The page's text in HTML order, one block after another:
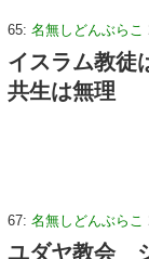
65: 名無しどんぶらこ
イスラム教徒
共生は無理
67: 名無しどんぶらこ
ユダヤ教会